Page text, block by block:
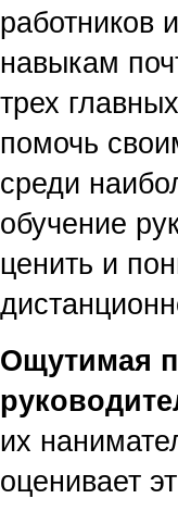
работников
навыкам
трех
помочь
среди
обучение
ценить и
Ощутимая
их
оценивает